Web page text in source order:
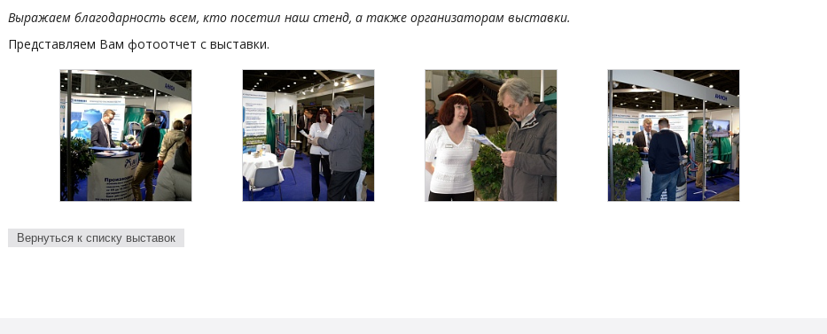
Выражаем благодарность всем, кто посетил наш стенд, а также организаторам выставки.
Представляем Вам фотоотчет с выставки.
Вернуться к списку выставок